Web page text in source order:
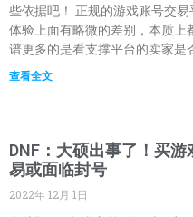
些依据吧！ 正规的游戏账号交
体验上面有略微的差别，本质上
谱更多的是看支撑平台的卖家是
查看全文
DNF：大硕出事了！买
易或面临封号
2022年 12月 1日